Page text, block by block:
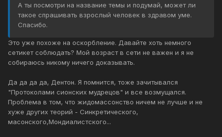
А ты посмотри на название темы и подумай, может ли
такое спрашивать взрослый человек в здравом уме.
Спасибо.
Это уже похоже на оскорбление. Давайте хоть немного
сетикет соблюдать? Мой возраст в сети не важен и я не
собираюсь никому ничего доказывать.
Да да да да, Дентон. Я помнится, тоже зачитывался
"Протоколами сионских мудрецов" и все возмущался.
Проблема в том, что жидомассонство ничем не лучше и не
хуже других теорий - Синкретического,
масонского,Мондиалистского...